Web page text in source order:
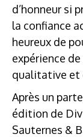
d’honneur si
la confiance
heureux de
expérience
qualitative et
Après un
édition de
Sauternes &